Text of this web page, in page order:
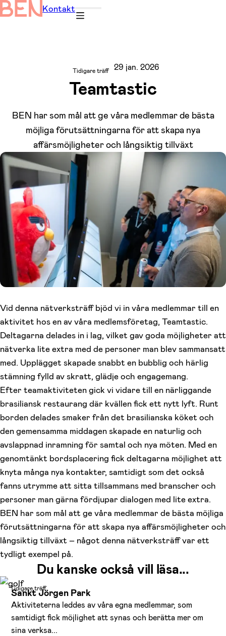
Kontakt
Tidigare träff 29 jan. 2026
Teamtastic
BEN har som mål att ge våra medlemmar de bästa
möjliga förutsättningarna för att skapa nya
affärsmöjligheter och långsiktig tillväxt
Vid denna nätverksträff bjöd vi in våra medlemmar till en
aktivitet hos en av våra medlemsföretag, Teamtastic.
Deltagarna delades in i lag, vilket gav goda möjligheter att
nätverka lite extra med de personer man blev sammansatt
med. Upplägget skapade snabbt en bubblig och härlig
stämning fylld av skratt, glädje och engagemang.
Efter teamaktiviteten gick vi vidare till en närliggande
brasiliansk restaurang där kvällen fick ett nytt lyft. Runt
borden delades smaker från det brasilianska köket och
den gemensamma middagen skapade en naturlig och
avslappnad inramning för samtal och nya möten. Med en
genomtänkt bordsplacering fick deltagarna möjlighet att
knyta många nya kontakter, samtidigt som det också
fanns utrymme att sitta tillsammans med branscher och
personer man gärna fördjupar dialogen med lite extra.
BEN har som mål att ge våra medlemmar de bästa möjliga
förutsättningarna för att skapa nya affärsmöjligheter och
långsiktig tillväxt – något denna nätverksträff var ett
tydligt exempel på.
Du kanske också vill läsa...
Tidigare träff
Sankt Jörgen Park
Aktiviteterna leddes av våra egna medlemmar, som
samtidigt fick möjlighet att synas och berätta mer om
sina verksa...